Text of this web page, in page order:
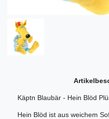
Käptn Blaubär - Hein Blöd
Hein Blöd ist aus weichem